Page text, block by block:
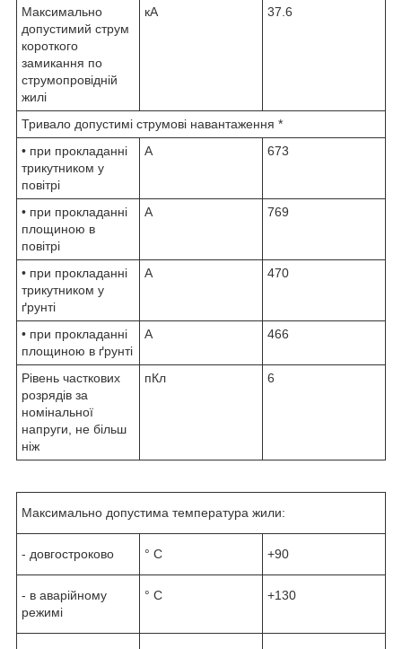
Максимально
допустимий струм
короткого
замикання по
струмопровідній
жилі
кА 37.6
Тривало допустимі струмові навантаження *
• при прокладанні
трикутником у
повітрі
А 673
• при прокладанні
площиною в
повітрі
А 769
• при прокладанні
трикутником у
ґрунті
А 470
• при прокладанні
площиною в ґрунті
А 466
Рівень часткових
розрядів за
номінальної
напруги, не більш
ніж
пКл 6
Максимально допустима температура жили:
- довгостроково ° С +90
- в аварійному
режимі
° С +130